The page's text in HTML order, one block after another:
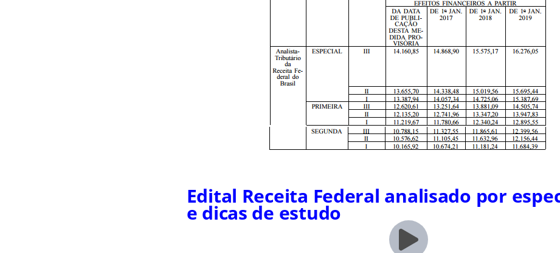
Edital Receita Federal analisado por
e dicas de estudo